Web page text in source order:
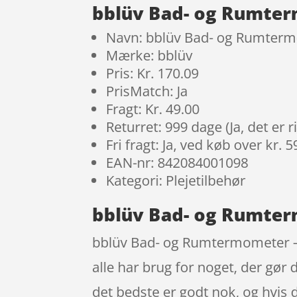
bblüv Bad- og
Navn: bblüv Bad- og
Mærke: bblüv
Pris: Kr. 170.09
PrisMatch: Ja
Fragt: Kr. 49.00
Returret: 999 dage (Ja, det er
Fri fragt: Ja, ved køb over kr.
EAN-nr: 842084001098
Kategori: Plejetilbehør
bblüv Bad- og
bblüv Bad- og Rumtermometer
alle har brug for noget, der gør
det bedste er godt nok, og hvis